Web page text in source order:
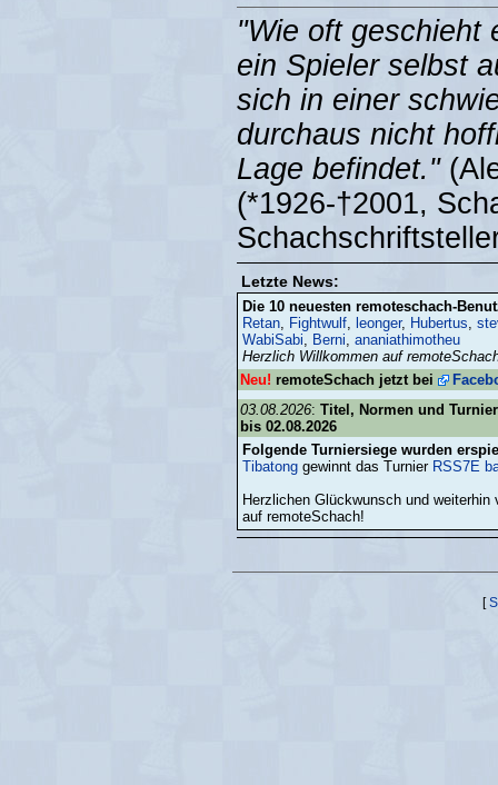
"Wie oft geschieht
ein Spieler selbst
sich in einer
durchaus nicht
Lage befindet."
(*1926-†2001,
Letzte News:
Die 10 neuesten remoteschach-
Retan, Fightwulf, leonger, Hubertus,
WabiSabi, Berni, ananiathimotheu
Herzlich Willkommen auf
Neu! remoteSchach jetzt bei
03.08.2026: Titel, Normen und
bis 02.08.2026
Folgende Turniersiege wurden
Tibatong gewinnt das Turnier RSS7E
Herzlichen Glückwunsch und
auf remoteSchach!
[